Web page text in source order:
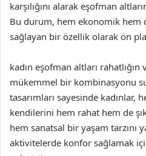
karşılığını alarak eşofman
Bu durum, hem ekonomik hem
sağlayan bir özellik olarak ön
kadın eşofman altları rahatlığın
mükemmel bir kombinasyonu
tasarımları sayesinde kadınlar,
kendilerini hem rahat hem de
hem sanatsal bir yaşam tarzını
aktivitelerde konfor sağlamak